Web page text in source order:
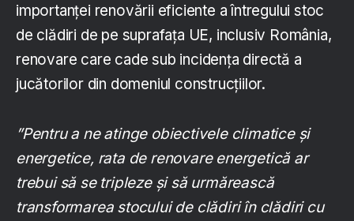
importanței renovării eficiente a întregului stoc
de clădiri de pe suprafața UE, inclusiv România,
renovare care cade sub incidența directă a
jucătorilor din domeniul construcțiilor.
”Pentru a ne atinge obiectivele climatice și
energetice, rata de renovare energetică ar
trebui să se tripleze și să urmărească
transformarea stocului de clădiri în clădiri cu